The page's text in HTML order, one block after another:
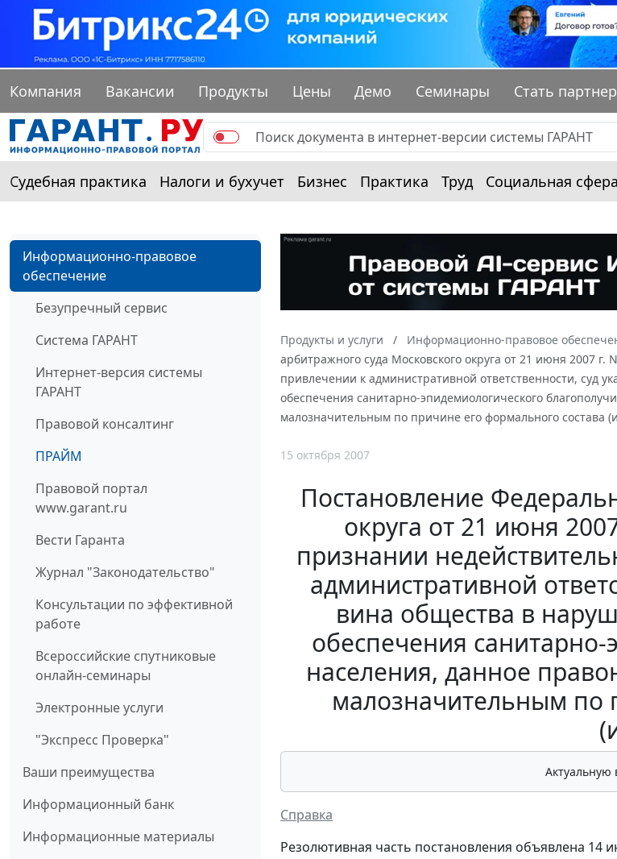
Компания Вакансии Продукты Цены Демо Семинары Стать
Судебная практика Налоги и бухучет Бизнес Практика Труд Социальная сфера
Информационно-правовое
обеспечение
Безупречный сервис
Система ГАРАНТ
Интернет-версия системы
ГАРАНТ
Правовой консалтинг
ПРАЙМ
Правовой портал
www.garant.ru
Вести Гаранта
Журнал "Законодательство"
Консультации по эффективной
работе
Всероссийские спутниковые
онлайн-семинары
Электронные услуги
"Экспресс Проверка"
Ваши преимущества
Информационный банк
Информационные материалы
Продукты и услуги Информационно-правовое
арбитражного суда Московского округа от 21 июня 2007
привлечении к административной ответственности, суд
обеспечения санитарно-эпидемиологического
малозначительным по причине его формального состава
15 октября 2007
Постановление
округа от 21 июня
признании
административной
вина общества в
обеспечения
населения, данное
малозначительным по
Актуальную
Справка
Резолютивная часть постановления объявлена 14